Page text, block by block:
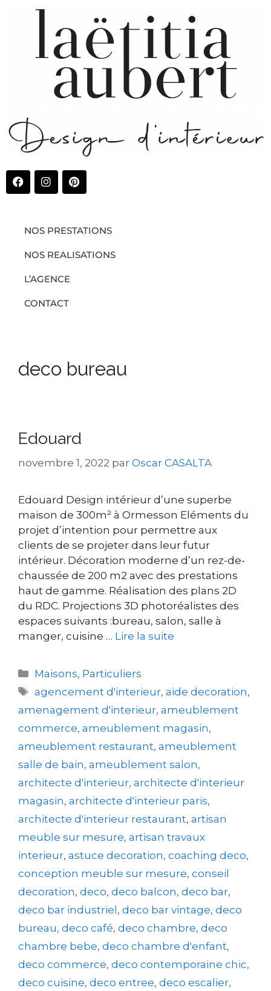
NOS PRESTATIONS
NOS REALISATIONS
L’AGENCE
CONTACT
deco bureau
Edouard
novembre 1, 2022 par Oscar CASALTA
Edouard Design intérieur d’une superbe
maison de 300m² à Ormesson Eléments du
projet d’intention pour permettre aux
clients de se projeter dans leur futur
intérieur. Décoration moderne d’un rez-de-
chaussée de 200 m2 avec des prestations
haut de gamme. Réalisation des plans 2D
du RDC. Projections 3D photoréalistes des
espaces suivants :bureau, salon, salle à
manger, cuisine … Lire la suite
Maisons, Particuliers
agencement d'interieur,aide decoration,
amenagement d'interieur, ameublement
commerce, ameublement magasin,
ameublement restaurant, ameublement
salle de bain, ameublement salon,
architecte d'interieur, architecte d'interieur
magasin, architecte d'interieur paris,
architecte d'interieur restaurant, artisan
meuble sur mesure, artisan travaux
interieur, astuce decoration, coaching deco,
conception meuble sur mesure, conseil
decoration, deco, deco balcon, deco bar,
deco bar industriel, deco bar vintage, deco
bureau, deco café, deco chambre, deco
chambre bebe, deco chambre d'enfant,
deco commerce, deco contemporaine chic,
deco cuisine, deco entree, deco escalier,